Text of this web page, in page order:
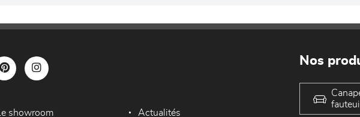
Le showroom Actualités
Nos